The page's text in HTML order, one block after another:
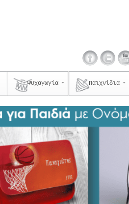
Ψυχαγωγία Παιχνίδια